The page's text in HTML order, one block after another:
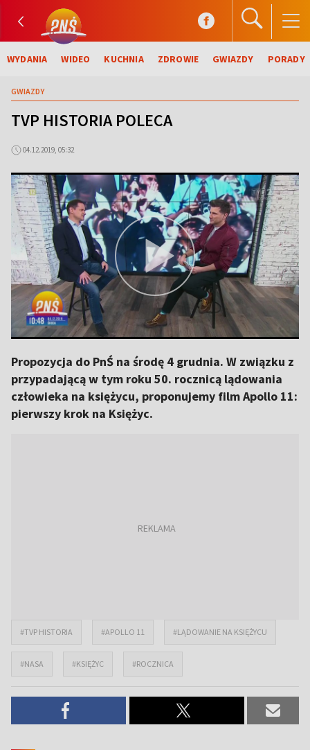
WYDANIA WIDEO KUCHNIA ZDROWIE GWIAZDY PORADY
GWIAZDY
TVP HISTORIA POLECA
04.12.2019, 05:32
Propozycja do PnŚ na środę 4 grudnia. W związku z
przypadającą w tym roku 50. rocznicą lądowania
człowieka na księżycu, proponujemy film Apollo 11:
pierwszy krok na Księżyc.
#TVP HISTORIA #APOLLO 11 #LĄDOWANIE NA KSIĘŻYCU
#NASA #KSIĘŻYC #ROCZNICA